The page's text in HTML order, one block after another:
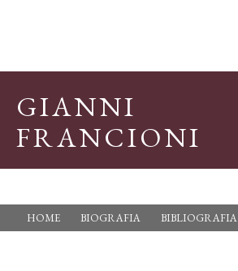
GIANNI
FRANCIONI
HOME BIOGRAFIA BIBLIOGRAFIA